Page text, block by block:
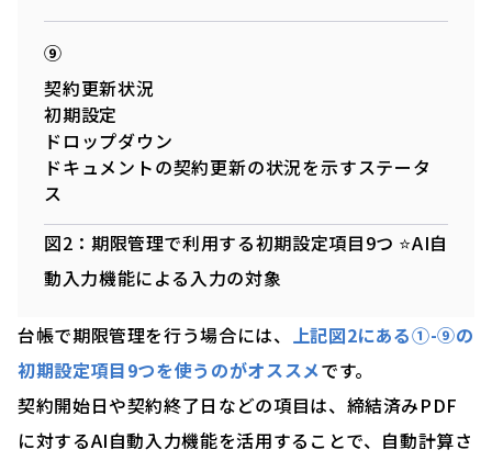
⑨
契約更新状況
初期設定
ドロップダウン
ドキュメントの契約更新の状況を示すステータ
ス
図2：期限管理で利用する初期設定項目9つ ⭐️AI自
動入力機能による入力の対象
台帳で期限管理を行う場合には、 上記図2にある①-⑨の
初期設定項目9つを使うのがオススメです。
契約開始日や契約終了日などの項目は、締結済みPDF
に対するAI自動入力機能を活用することで、自動計算さ